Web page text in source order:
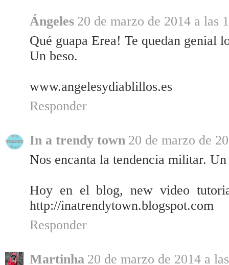
Ángeles 20 de marzo de 2014 a las
Qué guapa Erea! Te quedan genial
Un beso.
www.angelesydiablillos.es
Responder
In a trendy town 20 de marzo de
Nos encanta la tendencia militar.
Hoy en el blog, new video
http://inatrendytown.blogspot.com
Responder
Martinha 20 de marzo de 2014 a